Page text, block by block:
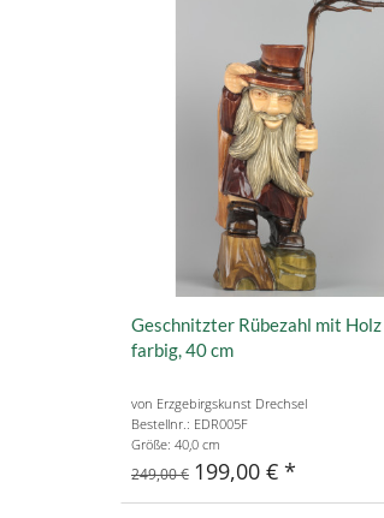
Geschnitzter Rübezahl mit Holz
farbig, 40 cm
von Erzgebirgskunst Drechsel
Bestellnr.: EDR005F
Größe: 40,0 cm
249,00 € 199,00 €